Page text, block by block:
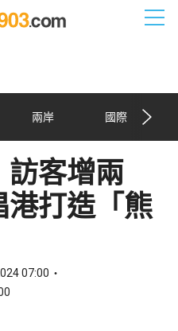
兩岸 國際
訪客增兩
打造「熊
07:00